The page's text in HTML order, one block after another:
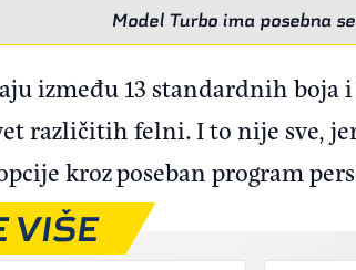
Model Turbo ima posebna
između 13 standardnih boja
različitih felni. I to nije sve,
kroz poseban program
VIŠE